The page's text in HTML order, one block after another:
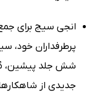
انجی سیج برای
پرطرفداران
شش جلد پیشین،
جدیدی از